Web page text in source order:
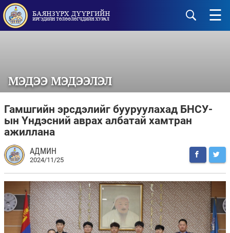
☰
МЭДЭЭ МЭДЭЭЛЭЛ
Гамшгийн эрсдэлийг бууруулахад БНСУ-
ын Үндэсний аврах албатай хамтран
ажиллана
АДМИН
2024/11/25